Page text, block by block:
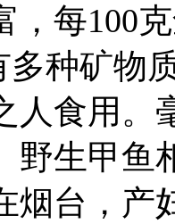
，每100
多种矿物
人食用。
野生甲鱼
烟台，产